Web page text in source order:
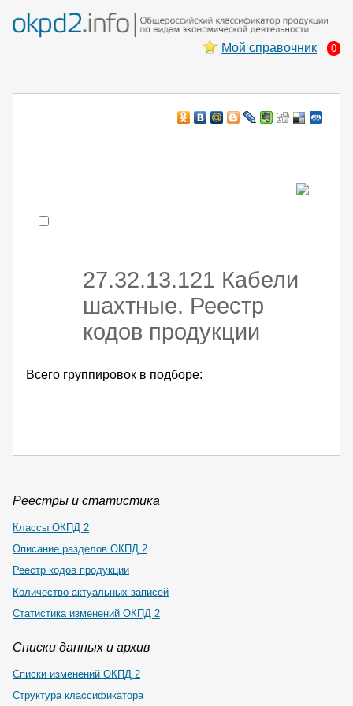
Мой справочник 0
27.32.13.121 Кабели
шахтные. Реестр
кодов продукции
Всего группировок в подборе:
Реестры и статистика
Классы ОКПД 2
Описание разделов ОКПД 2
Реестр кодов продукции
Количество актуальных записей
Статистика изменений ОКПД 2
Списки данных и архив
Списки изменений ОКПД 2
Структура классификатора